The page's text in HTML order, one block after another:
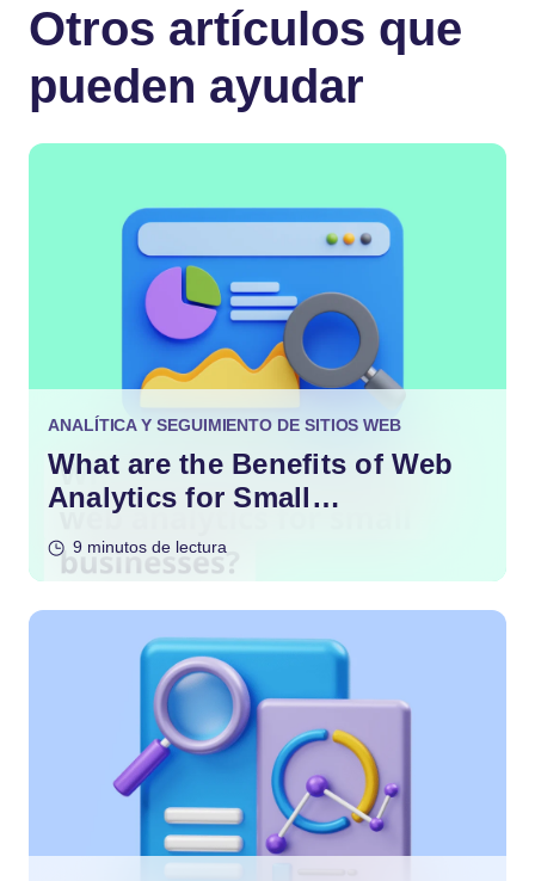
Otros artículos que
pueden ayudar
ANALÍTICA Y SEGUIMIENTO DE SITIOS WEB
What are the Benefits of Web
Analytics for Small
9 minutos de lectura